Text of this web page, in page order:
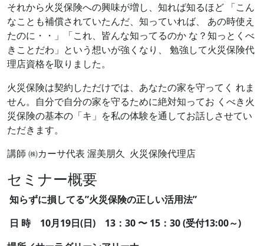
それから火災保険への興味が増し、知れば知るほど 「こん
なことも補償されていたんだ、知っていれば、 あの時使え
たのに・・」「これ、皆んな知ってるのか な？知っとくべ
きことだわ」という想いが強くなり、 勉強して火災保険代
理店資格を取りました。
火災保険は契約しただけでは、あなたの家を守ってく れま
せん。自分で自分の家を守るために絶対知ってお くべき火
災保険の基本の「キ」を私の体験を通してお話しさせてい
ただきます。
講師 ㈱カーサ代表 渥美朋久 火災保険代理店
セミナー概要
知らずに損してる”火災保険の正しい活用法”
日 時 10月19日(日) 13：30 〜 15：30 (受付13:00～)